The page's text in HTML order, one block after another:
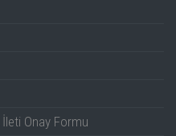
Onay Formu